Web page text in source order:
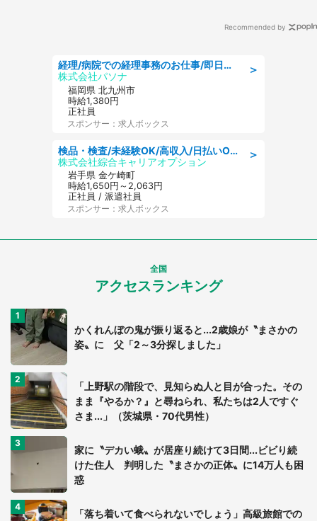
Recommended by
＞
経理/病院での経理事務のお仕事/即日勤務可/車通勤可/経理/一般事務
株式会社パソナ
福岡県 北九州市
時給1,380円
正社員
スポンサー：求人ボックス
＞
検品・検査/未経験OK/高収入/日払いOK/交替制/20・30・40代活躍中
株式会社綜合キャリアオプション
岩手県 金ケ崎町
時給1,650円～2,063円
正社員 / 派遣社員
スポンサー：求人ボックス
全国
アクセスランキング
かくれんぼの鬼が振り返ると...2歳娘が〝まさかの
姿〟に 父「2～3分探しました」
「上野駅の階段で、見知らぬ人と目が合った。その
まま『やるか？』と尋ねられ、私たちは2人ですぐ
さま...」（茨城県・70代男性）
家に〝デカい蛾〟が居座り続けて3日間...ビビり続
けた住人 判明した〝まさかの正体〟に14万人も困
惑
「落ち着いて食べられないでしょう」高級旅館での